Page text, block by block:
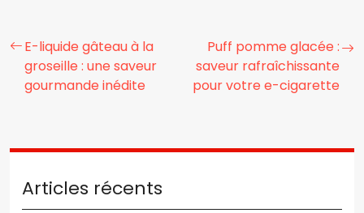
E-liquide gâteau à la
groseille : une saveur
gourmande inédite
Puff pomme glacée :
saveur rafraîchissante
pour votre e-cigarette
Articles récents